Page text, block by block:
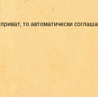
то автоматически